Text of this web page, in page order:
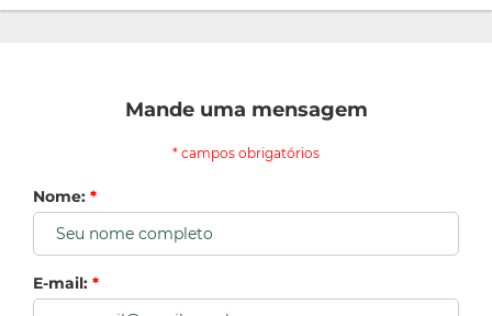
Mande uma mensagem
* campos obrigatórios
Nome: *
E-mail: *